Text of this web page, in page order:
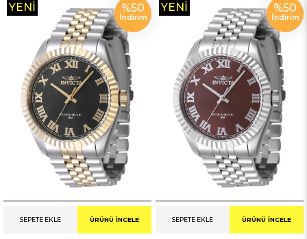
SEPETE EKLE ÜRÜNÜ İNCELE
%50
İndirim
YENI
SEPETE EKLE ÜRÜNÜ İNCELE
%50
İndirim
YENI